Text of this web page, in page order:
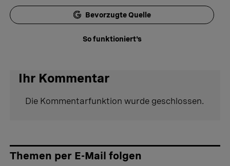
Bevorzugte Quelle
So funktioniert's
Ihr Kommentar
Die Kommentarfunktion wurde geschlossen.
Themen per E-Mail folgen